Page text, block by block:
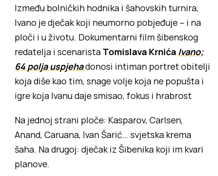
Između bolničkih hodnika i šahovskih turnira,
Ivano je dječak koji neumorno pobjeđuje – i na
ploči i u životu. Dokumentarni film šibenskog
redatelja i scenarista Tomislava Krnića Ivano;
64 polja uspjehadonosi intiman portret obitelji
koja diše kao tim, snage volje koja ne popušta i
igre koja Ivanu daje smisao, fokus i hrabrost
Na jednoj strani ploče: Kasparov, Carlsen,
Anand, Caruana, Ivan Šarić… svjetska krema
šaha. Na drugoj: dječak iz Šibenika koji im kvari
planove.